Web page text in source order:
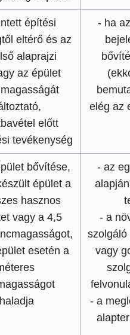
építési
eltérő és az
alaprajzi
az épület
előtt
tevékenység
- ha
elég az
bővítése,
épület a
hasznos
vagy a 4,5
esetén a
- az
- a
szolgáló
vagy
- a